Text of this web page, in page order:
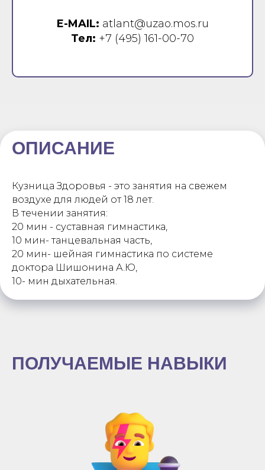
E-MAIL: atlant@uzao.mos.ru
Тел: +7 (495) 161-00-70
ОПИСАНИЕ
Кузница Здоровья - это занятия на свежем
воздухе для людей от 18 лет.
В течении занятия:
20 мин - суставная гимнастика,
10 мин- танцевальная часть,
20 мин- шейная гимнастика по системе
доктора Шишонина А.Ю,
10- мин дыхательная.
ПОЛУЧАЕМЫЕ НАВЫКИ